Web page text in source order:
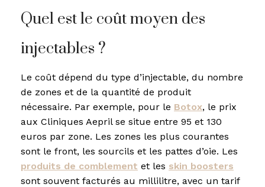
Quel est le coût moyen des
injectables ?
Le coût dépend du type d’injectable, du nombre
de zones et de la quantité de produit
nécessaire. Par exemple, pour le Botox, le prix
aux Cliniques Aepril se situe entre 95 et 130
euros par zone. Les zones les plus courantes
sont le front, les sourcils et les pattes d’oie. Les
produits de comblement et les skin boosters
sont souvent facturés au millilitre, avec un tarif